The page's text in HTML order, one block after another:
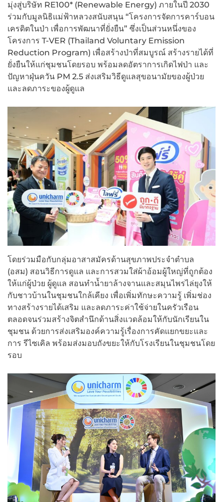
มุ่งสู่บริษัท RE100* (Renewable Energy) ภายในปี 2030
ร่วมกับมูลนิธิแม่ฟ้าหลวงสนับสนุน “โครงการจัดการคาร์บอน
เครดิตในป่า เพื่อการพัฒนาที่ยั่งยืน” ซึ่งเป็นส่วนหนึ่งของ
โครงการ T-VER (Thailand Voluntary Emission
Reduction Program) เพื่อสร้างป่าที่สมบูรณ์ สร้างรายได้ที่
ยั่งยืนให้แก่ชุมชนโดยรอบ พร้อมลดอัตราการเกิดไฟป่า และ
ปัญหาฝุ่นควัน PM 2.5 ส่งเสริมวิธีดูแลสุขอนามัยของผู้ป่วย
และลดภาระของผู้ดูแล
โดยร่วมมือกับกลุ่มอาสาสมัครด้านสุขภาพประจำตำบล
(อสม) สอนวิธีการดูแล และการสวมใส่ผ้าอ้อมผู้ใหญ่ที่ถูกต้อง
ให้แก่ผู้ป่วย ผู้ดูแล สอนทำน้ำยาล้างจานและสมุนไพรไล่ยุงให้
กับชาวบ้านในชุมชนใกล้เคียง เพื่อเพิ่มทักษะความรู้ เพิ่มช่อง
ทางสร้างรายได้เสริม และลดภาระค่าใช้จ่ายในครัวเรือน
ตลอดจนร่วมสร้างจิตสำนึกด้านสิ่งแวดล้อมให้กับนักเรียนใน
ชุมชน ด้วยการส่งเสริมองค์ความรู้เรื่องการคัดแยกขยะและ
การ รีไซเคิล พร้อมส่งมอบถังขยะให้กับโรงเรียนในชุมชนโดย
รอบ